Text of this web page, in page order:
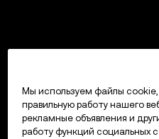
Мы используем файлы
правильную работу нашего
рекламные объявления и
работу функций социальных